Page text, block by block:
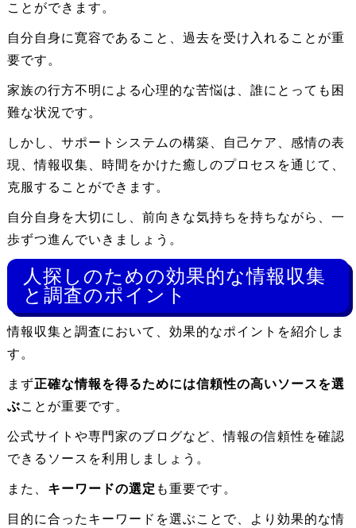
ことができます。
自分自身に寛容であること、過去を受け入れることが重
要です。
家族の行方不明による心理的な苦悩は、誰にとっても困
難な状況です。
しかし、サポートシステムの構築、自己ケア、感情の表
現、情報収集、時間をかけた癒しのプロセスを通じて、
克服することができます。
自分自身を大切にし、前向きな気持ちを持ちながら、一
歩ずつ進んでいきましょう。
人探しのための効果的な情報収集
と調査のポイント
情報収集と調査において、効果的なポイントを紹介しま
す。
まず正確な情報を得るためには信頼性の高いソースを選
ぶことが重要です。
公式サイトや専門家のブログなど、情報の信頼性を確認
できるソースを利用しましょう。
また、 キーワードの選定 も重要です。
目的に合ったキーワードを選ぶことで、より効果的な情